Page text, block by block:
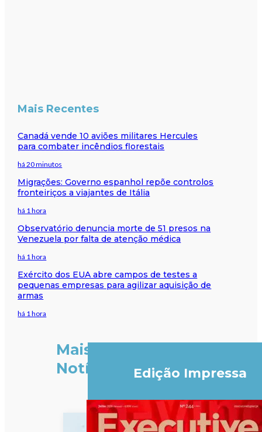
Mais Recentes
Canadá vende 10 aviões militares Hercules
para combater incêndios florestais
há 20 minutos
Migrações: Governo espanhol repõe controlos
fronteiriços a viajantes de Itália
há 1 hora
Observatório denuncia morte de 51 presos na
Venezuela por falta de atenção médica
há 1 hora
Exército dos EUA abre campos de testes a
pequenas empresas para agilizar aquisição de
armas
há 1 hora
Mais
Notícias
Edição Impressa